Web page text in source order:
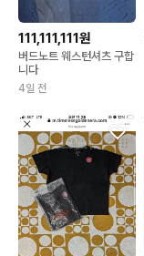
111,111,111원
버드노트 웨스턴셔츠 구합
니다
4일 전